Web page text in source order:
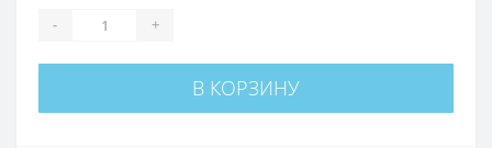
- +
В КОРЗИНУ